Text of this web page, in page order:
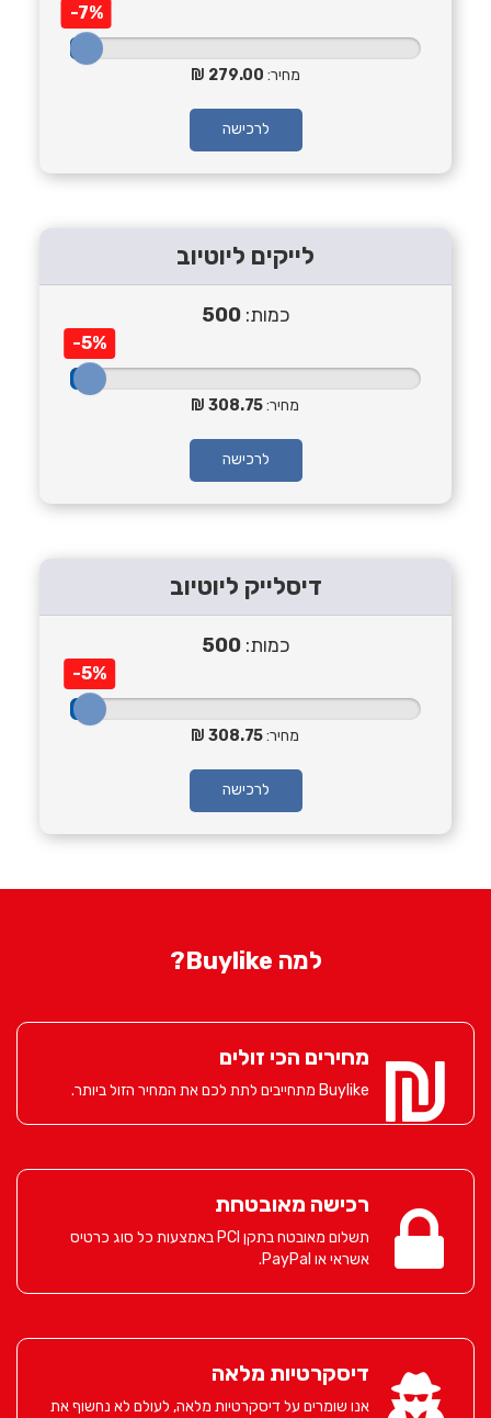
-7%
מחיר: 279.00
לרכישה
לייקים ליוטיוב
כמות:500
-5%
מחיר:308.75
לרכישה
דיסלייק ליוטיוב
כמות:500
-5%
מחיר:308.75
לרכישה
למה Buylike?
מחירים הכי זולים
Buylike מתחייבים לתת לכם את המחיר הזול ביותר.
רכישה מאובטחת
תשלום מאובטח בתקן PCI באמצעות כל סוג כרטיס
אשראי או PayPal.
דיסקרטיות מלאה
אנו שומרים על דיסקרטיות מלאה, לעולם לא נחשוף את